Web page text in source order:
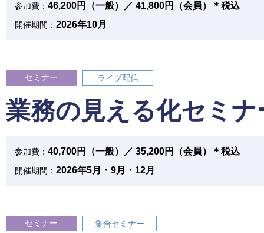
参加費： 46,200円（一般）／ 41,800円（会員）＊税込
開催期間： 2026年10月
セミナー ライブ配信
業務の見える化セミナ
参加費： 40,700円（一般）／ 35,200円（会員）＊税込
開催期間： 2026年5月・9月・12月
セミナー 集合セミナー